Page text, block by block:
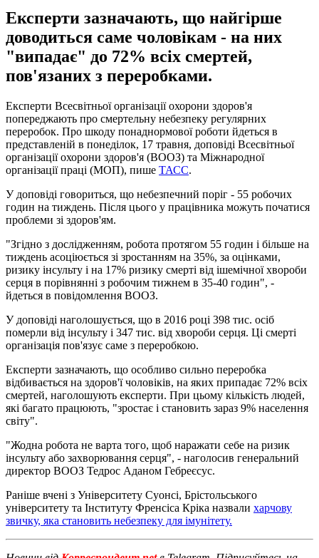
Експерти зазначають, що найгірше
доводиться саме чоловікам - на них
"випадає" до 72% всіх смертей,
пов'язаних з переробками.
Експерти Всесвітньої організації охорони здоров'я
попереджають про смертельну небезпеку регулярних
переробок. Про шкоду понаднормової роботи йдеться в
представленій в понеділок, 17 травня, доповіді Всесвітньої
організації охорони здоров'я (ВООЗ) та Міжнародної
організації праці (МОП), пише ТАСС.
У доповіді говориться, що небезпечний поріг - 55 робочих
годин на тиждень. Після цього у працівника можуть початися
проблеми зі здоров'ям.
"Згідно з дослідженням, робота протягом 55 годин і більше на
тиждень асоціюється зі зростанням на 35%, за оцінками,
ризику інсульту і на 17% ризику смерті від ішемічної хвороби
серця в порівнянні з робочим тижнем в 35-40 годин", -
йдеться в повідомлення ВООЗ.
У доповіді наголошується, що в 2016 році 398 тис. осіб
померли від інсульту і 347 тис. від хвороби серця. Ці смерті
організація пов'язує саме з переробкою.
Експерти зазначають, що особливо сильно переробка
відбивається на здоров'ї чоловіків, на яких припадає 72% всіх
смертей, наголошують експерти. При цьому кількість людей,
які багато працюють, "зростає і становить зараз 9% населення
світу".
"Жодна робота не варта того, щоб наражати себе на ризик
інсульту або захворювання серця", - наголосив генеральний
директор ВООЗ Тедрос Аданом Гебреєсус.
Раніше вчені з Університету Суонсі, Брістольського
університету та Інституту Френсіса Кріка назвали харчову
звичку, яка становить небезпеку для імунітету.